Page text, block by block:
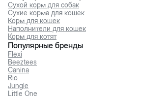
Сухой корм для собак
Сухие корма для кошек
Корм для кошек
Наполнители для кошек
Корм для котят
Популярные бренды
Flexi
Beeztees
Canina
Rio
Jungle
Little One